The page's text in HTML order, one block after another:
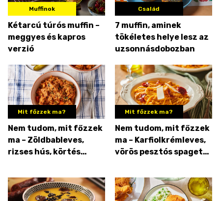
Muffinok
Kétarcú túrós muffin –
meggyes és kapros
verzió
Család
7 muffin, aminek
tökéletes helye lesz az
uzsonnásdobozban
Mit főzzek ma?
Nem tudom, mit főzzek
ma – Zöldbableves,
rizses hús, körtés
Mit főzzek ma?
Nem tudom, mit főzzek
ma – Karfiolkrémleves,
vörös pesztós spagetti,